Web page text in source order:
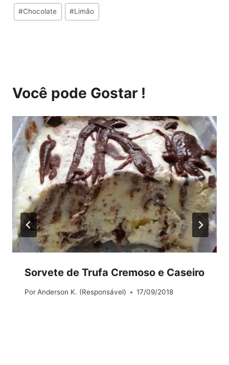
Tags
do
#Chocolate #Limão
Você pode Gostar !
Sorvete de Trufa Cremoso e Caseiro
Por Anderson K. (Responsável) 17/09/2018